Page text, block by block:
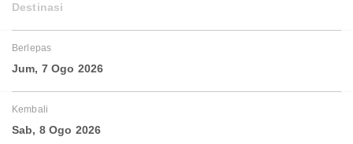
Destinasi
Berlepas
Jum, 7 Ogo 2026
Kembali
Sab, 8 Ogo 2026